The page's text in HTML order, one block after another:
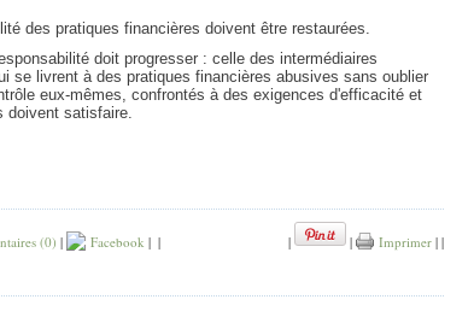
des pratiques financières doivent être restaurées.
doit progresser : celle des intermédiaires
se livrent à des pratiques financières abusives sans oublier
eux-mêmes, confrontés à des exigences d'efficacité et
doivent satisfaire.
(0) | Facebook | | | | Imprimer | |